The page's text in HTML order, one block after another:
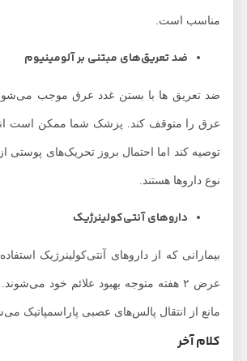
مناسب است.
ضد تعریق‌های مبتنی بر آلومینیوم
ضد تعریق ها با بستن غدد عرق موجب می‌شوند تا
عرق را متوقف کند. پزشک شما ممکن است انواع
توصیه کند اما احتمال بروز تحریک‌های پوستی از
نوع داروها هستند.
داروهای آنتی‌کولینرژیک
بیمارانی که از داروهای آنتی‌کولینرژیک استفاده
عرض ۲ هفته متوجه بهبود علائم خود می‌شوند. در
مانع از انتقال پالس‌‌های عصبی پاراسمپاتیک می‌شوند.
کلام آخر